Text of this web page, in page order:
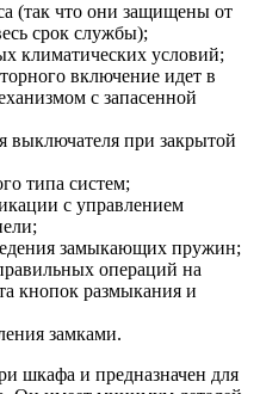
(так что они защищены от
срок службы);
климатических условий;
включение идет в
с запасенной
выключателя при закрытой
типа систем;
с управлением
замыкающих пружин;
операций на
кнопок размыкания и
замками.
шкафа и предназначен для